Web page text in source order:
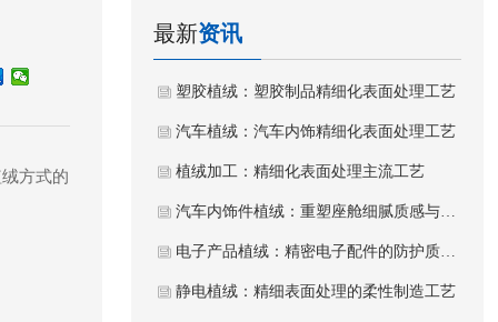
方式的
最新资讯
塑胶植绒：塑胶制品精细化表面处理工艺
汽车植绒：汽车内饰精细化表面处理工艺
植绒加工：精细化表面处理主流工艺
汽车内饰件植绒：重塑座舱细腻质感与静谧体验
电子产品植绒：精密电子配件的防护质感工艺
静电植绒：精细表面处理的柔性制造工艺